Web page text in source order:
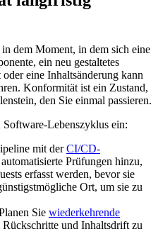
dem Moment, in dem sich eine
ein neu gestaltetes
eine Inhaltsänderung kann
Konformität ist ein Zustand,
den Sie einmal passieren.
Lebenszyklus ein:
mit derCI/CD-
automatisierte Prüfungen hinzu,
erfasst werden, bevor sie
Ort, um sie zu
Sie wiederkehrende
Rückschritte und Inhaltsdrift zu